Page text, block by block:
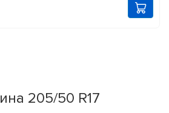
205/50 R17